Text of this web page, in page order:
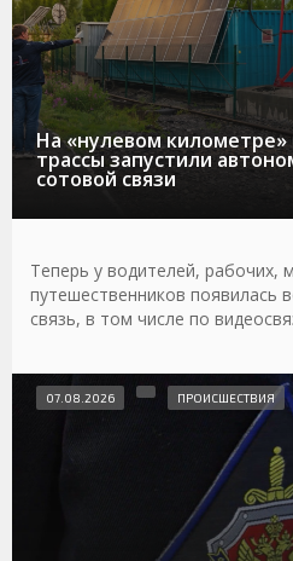
На «нулевом
трассы запустили
сотовой связи
Теперь у водителей, рабочих,
путешественников появилась
связь, в том числе по
07.08.2026 ПРОИСШЕСТВИЯ